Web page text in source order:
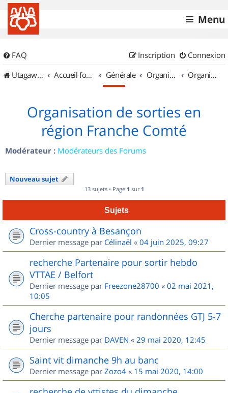
Menu
FAQ Connexion
Inscription
UtagawaVTT (Randos VTT et VTTAE avec traces GPS)
Accueil forum Générale Organisation de sorties & Recherche de partenaires Organisation de sorties en région Franche Comté
Organisation de sorties en
région Franche Comté
Modérateur : Modérateurs des Forums
Nouveau sujet
13 sujets • Page 1 sur 1
Sujets
Cross-country à Besançon
Dernier message par Célinaël « 04 juin 2025, 09:27
recherche Partenaire pour sortir hebdo
VTTAE / Belfort
Dernier message par Freezone28700 « 02 mai 2021,
10:05
Cherche partenaire pour randonnées GTJ 5-7
jours
Dernier message par DAVEN « 29 mai 2020, 12:45
Saint vit dimanche 9h au banc
Dernier message par Zozo4 « 15 mai 2020, 14:00